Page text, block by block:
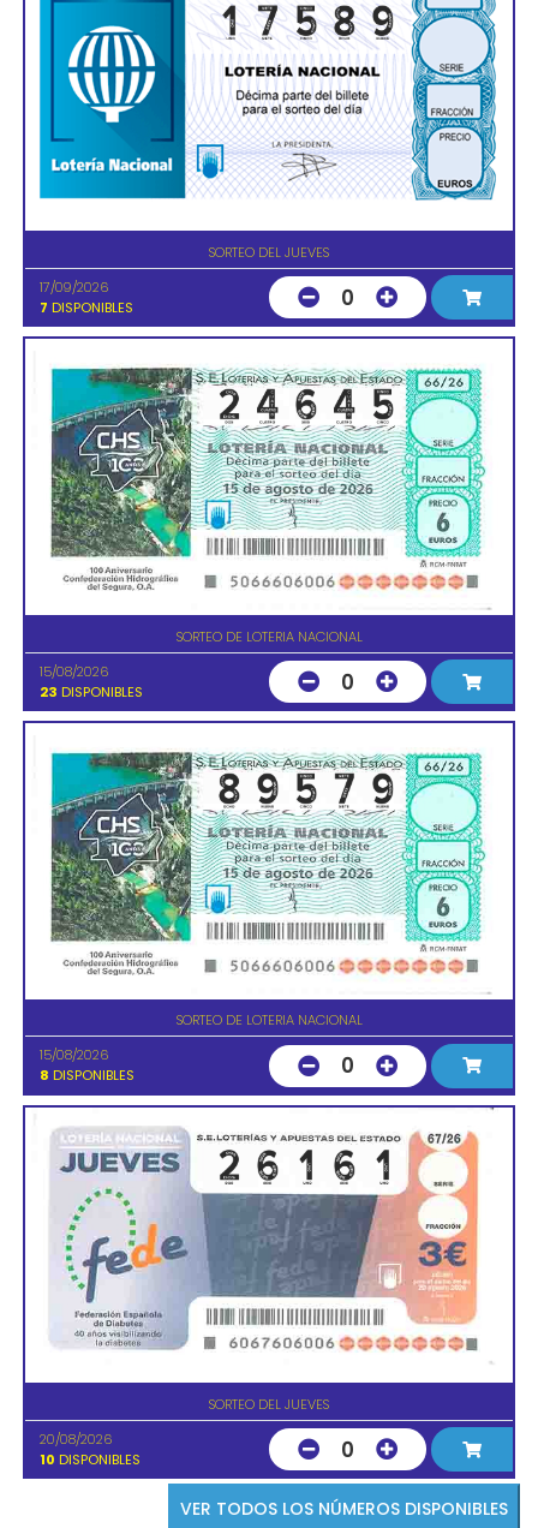
SORTEO DEL JUEVES
17/09/2026
7 DISPONIBLES 0
SORTEO DE LOTERIA NACIONAL
15/08/2026
23 DISPONIBLES 0
SORTEO DE LOTERIA NACIONAL
15/08/2026
8 DISPONIBLES 0
SORTEO DEL JUEVES
20/08/2026
10 DISPONIBLES 0
VER TODOS LOS NÚMEROS DISPONIBLES